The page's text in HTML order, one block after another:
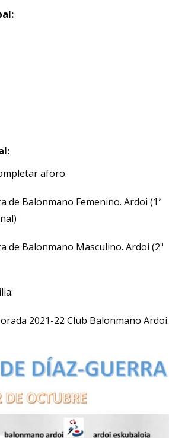
aforo.
de Balonmano Femenino. Ardoi (1ª
de Balonmano Masculino. Ardoi (2ª
2021-22 Club Balonmano Ardoi.